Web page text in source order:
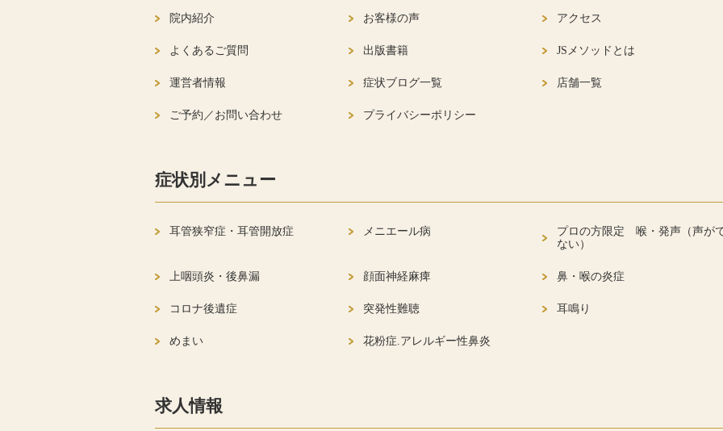
院内紹介 お客様の声 アクセス
よくあるご質問 出版書籍 JSメソッドとは
運営者情報 症状ブログ一覧 店舗一覧
ご予約／お問い合わせ プライバシーポリシー
症状別メニュー
耳管狭窄症・耳管開放症 メニエール病
プロの方限定 喉・発声（声が
ない）
上咽頭炎・後鼻漏 顔面神経麻痺 鼻・喉の炎症
コロナ後遺症 突発性難聴 耳鳴り
めまい 花粉症.アレルギー性鼻炎
求人情報